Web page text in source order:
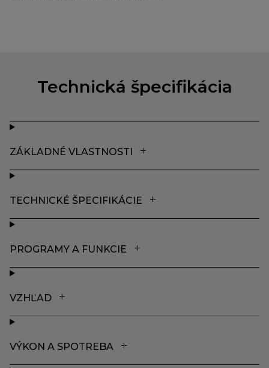
Technická špecifikácia
ZÁKLADNÉ VLASTNOSTI
TECHNICKÉ ŠPECIFIKÁCIE
PROGRAMY A FUNKCIE
VZHĽAD
VÝKON A SPOTREBA